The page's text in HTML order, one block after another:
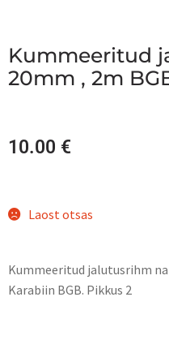
Kummeeritud
20mm , 2m
10.00 €
Laost otsas
Kummeeritud jalutusrihm
Karabiin BGB. Pikkus 2